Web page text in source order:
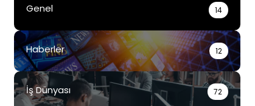
Genel 14
Haberler 12
İş Dünyası 72